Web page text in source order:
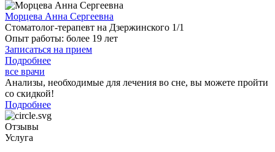
Морцева Анна Сергеевна
Стоматолог-терапевт на Дзержинского 1/1
Опыт работы: более 19 лет
Записаться на прием
Подробнее
все врачи
Анализы, необходимые для лечения во сне, вы можете пройти
со скидкой!
Подробнее
Отзывы
Услуга